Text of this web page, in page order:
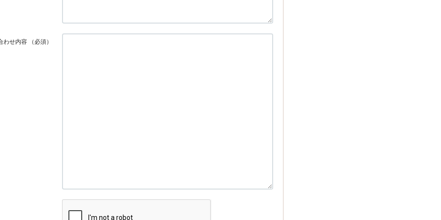
わせ内容 （必須）